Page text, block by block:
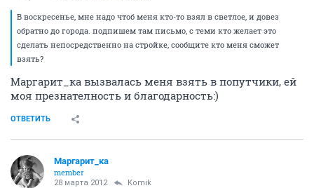
В воскресенье, мне надо чтоб меня кто-то взял в светлое, и довез
обратно до города. подпишем там письмо, с теми кто желает это
сделать непосредственно на стройке, сообщите кто меня сможет
взять?
Маргарит_ка вызвалась меня взять в попутчики, ей
моя презнателность и благодарность:)
ОТВЕТИТЬ
Маргарит_ка
member
28 марта 2012 Komik